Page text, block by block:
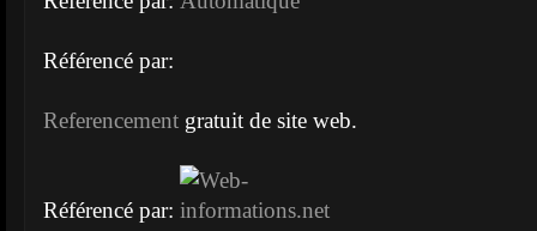
Référencé par:
Referencement gratuit de site web.
Référencé par: